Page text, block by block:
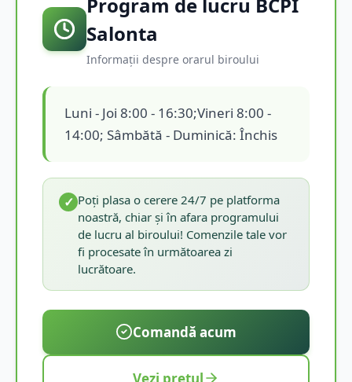
Salonta
Informații despre orarul biroului
Luni - Joi 8:00 - 16:30;Vineri 8:00 -
14:00; Sâmbătă - Duminică: Închis
✓ Poți plasa o cerere 24/7 pe platforma
noastră, chiar și în afara programului
de lucru al biroului! Comenzile tale vor
fi procesate în următoarea zi
lucrătoare.
Comandă acum
Vezi prețul